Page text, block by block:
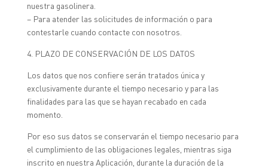
nuestra gasolinera.
– Para atender las solicitudes de información o para
contestarle cuando contacte con nosotros.
4. PLAZO DE CONSERVACIÓN DE LOS DATOS
Los datos que nos confiere serán tratados única y
exclusivamente durante el tiempo necesario y para las
finalidades para las que se hayan recabado en cada
momento.
Por eso sus datos se conservarán el tiempo necesario para
el cumplimiento de las obligaciones legales, mientras siga
inscrito en nuestra Aplicación, durante la duración de la